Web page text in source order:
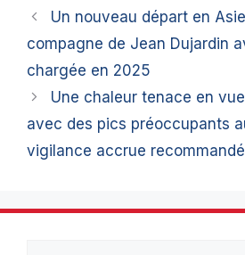
Un nouveau départ en
compagne de Jean Dujardin
chargée en 2025
Une chaleur tenace en
avec des pics préoccupants
vigilance accrue